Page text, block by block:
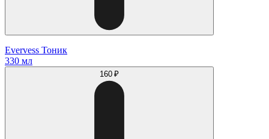
Evervess Тоник
330 мл
160 ₽